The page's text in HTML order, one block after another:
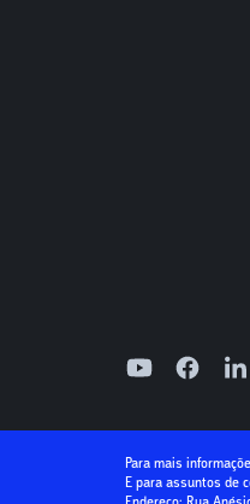
Para mais
E para assuntos de